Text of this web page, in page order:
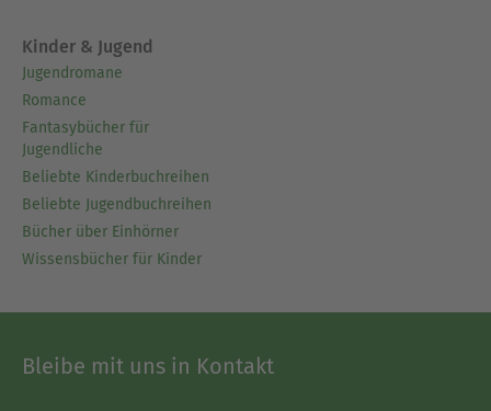
Kinder & Jugend
Jugendromane
Romance
Fantasybücher für
Jugendliche
Beliebte Kinderbuchreihen
Beliebte Jugendbuchreihen
Bücher über Einhörner
Wissensbücher für Kinder
Bleibe mit uns in Kontakt